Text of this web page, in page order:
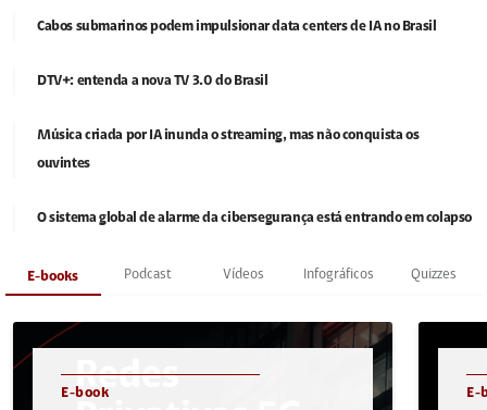
Cabos submarinos podem impulsionar data centers de IA no Brasil
DTV+: entenda a nova TV 3.0 do Brasil
Música criada por IA inunda o streaming, mas não conquista os
ouvintes
O sistema global de alarme da cibersegurança está entrando em colapso
E-books Podcast Vídeos Infográficos Quizzes
E-book E-